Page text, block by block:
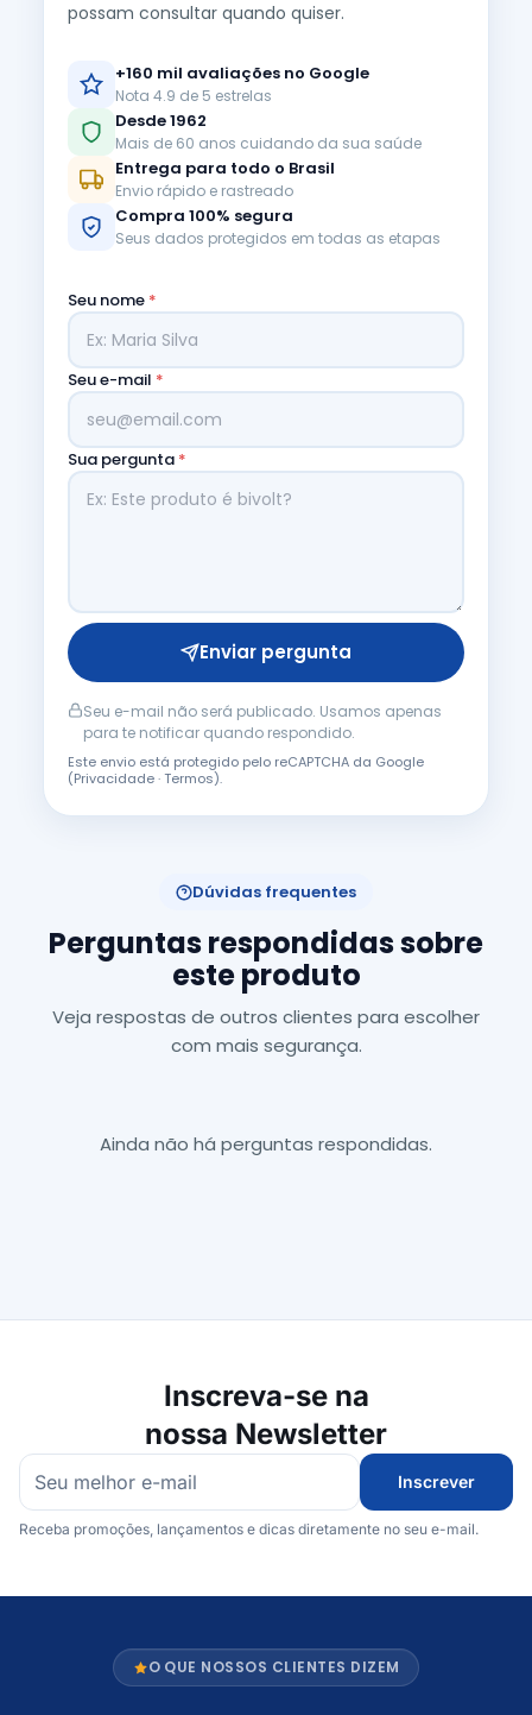
possam consultar quando quiser.
+160 mil avaliações no Google
Nota 4.9 de 5 estrelas
Desde 1962
Mais de 60 anos cuidando da sua saúde
Entrega para todo o Brasil
Envio rápido e rastreado
Compra 100% segura
Seus dados protegidos em todas as etapas
Seu nome *
Seu e-mail *
Sua pergunta *
Enviar pergunta
Seu e-mail não será publicado. Usamos apenas
para te notificar quando respondido.
Este envio está protegido pelo reCAPTCHA da Google
(Privacidade·Termos).
Dúvidas frequentes
Perguntas respondidas sobre
este produto
Veja respostas de outros clientes para escolher
com mais segurança.
Ainda não há perguntas respondidas.
Inscreva-se na
nossa Newsletter
Inscrever
Receba promoções, lançamentos e dicas diretamente no seu e-mail.
O QUE NOSSOS CLIENTES DIZEM